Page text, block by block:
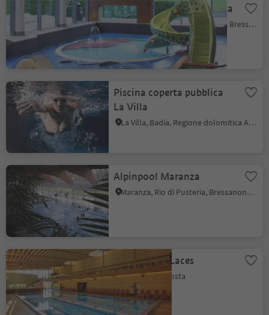
Acquarena Piscina coperta
Bressanone città, Bressanone, Bressanone e dintorni
Piscina coperta pubblica
La Villa
La Villa, Badia, Regione dolomitica Alta Badia
Alpinpool Maranza
Maranza, Rio di Pusteria, Bressanone e dintorni
AquaForum Laces
Laces, Val Venosta